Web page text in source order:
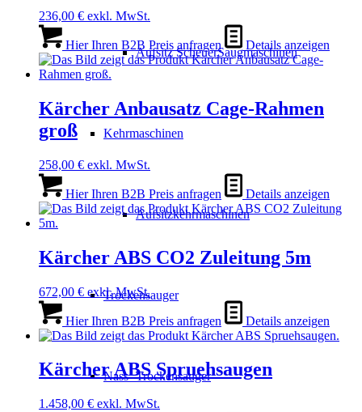
Aufsitz ScheuerSaugmaschinen
Kehrmaschinen
Aufsitzkehrmaschinen
Trockensauger
Nass- Trockensauger
236,00 € exkl. MwSt.
Hier Ihren B2B Preis anfragen Details anzeigen
Kärcher Anbausatz Cage-Rahmen
groß
258,00 € exkl. MwSt.
Hier Ihren B2B Preis anfragen Details anzeigen
Kärcher ABS CO2 Zuleitung 5m
672,00 € exkl. MwSt.
Hier Ihren B2B Preis anfragen Details anzeigen
Kärcher ABS Spruehsaugen
1.458,00 € exkl. MwSt.